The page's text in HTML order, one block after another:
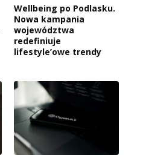
Wellbeing po Podlasku.
Nowa kampania
województwa
redefiniuje
lifestyle’owe trendy